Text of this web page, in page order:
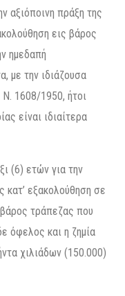
αξιόποινη πράξη της
εις βάρος
ημεδαπή
με την ιδιάζουσα
Ν. 1608/1950, ήτοι
είναι ιδιαίτερα
(6) ετών για την
κατ’ εξακολούθηση σε
τράπεζας που
όφελος και η ζημία
χιλιάδων (150.000)